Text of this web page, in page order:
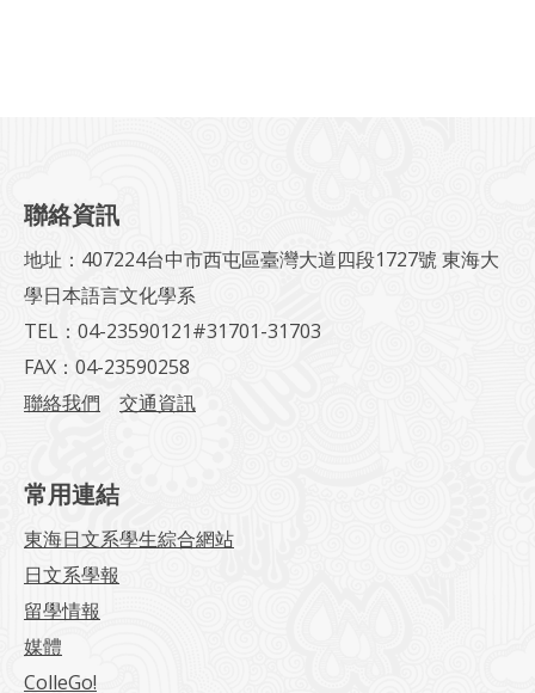
聯絡資訊
地址：407224台中市西屯區臺灣大道四段1727號 東海大
學日本語言文化學系
TEL：04-23590121#31701-31703
FAX：04-23590258
聯絡我們
交通資訊
常用連結
東海日文系學生綜合網站
日文系學報
留學情報
媒體
ColleGo!